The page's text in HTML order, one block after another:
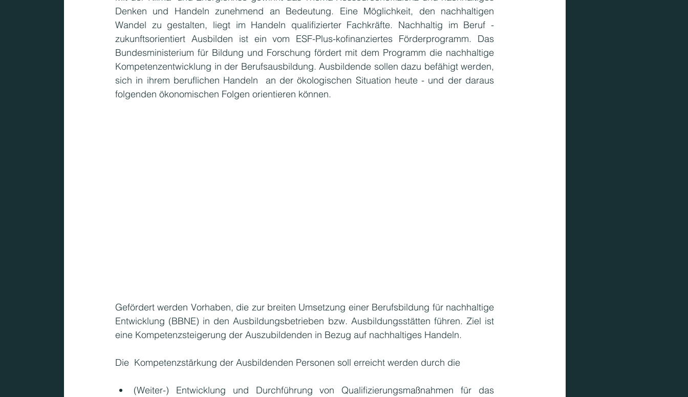
Denken und Handeln zunehmend an Bedeutung. Eine Möglichkeit, den nachhaltigen
Wandel zu gestalten, liegt im Handeln qualifizierter Fachkräfte. Nachhaltig im Beruf -
zukunftsorientiert Ausbilden ist ein vom ESF-Plus-kofinanziertes Förderprogramm. Das
Bundesministerium für Bildung und Forschung fördert mit dem Programm die nachhaltige
Kompetenzentwicklung in der Berufsausbildung. Ausbildende sollen dazu befähigt werden,
sich in ihrem beruflichen Handeln  an der ökologischen Situation heute - und der daraus
folgenden ökonomischen Folgen orientieren können.
Gefördert werden Vorhaben, die zur breiten Umsetzung einer Berufsbildung für nachhaltige
Entwicklung (BBNE) in den Ausbildungsbetrieben bzw. Ausbildungsstätten führen. Ziel ist
eine Kompetenzsteigerung der Auszubildenden in Bezug auf nachhaltiges Handeln.
Die  Kompetenzstärkung der Ausbildenden Personen soll erreicht werden durch die
(Weiter-) Entwicklung und Durchführung von Qualifizierungsmaßnahmen für das